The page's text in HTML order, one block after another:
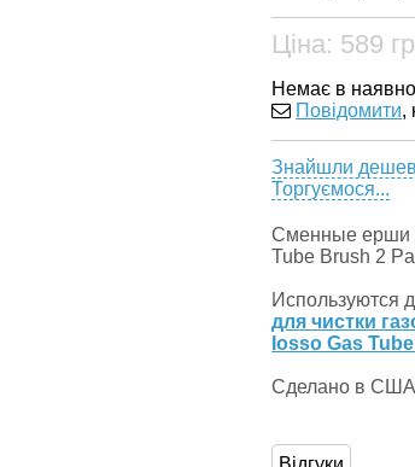
Ціна: 589
Немає в
Повідомити,
Знайшли
Торгуємося...
Сменные ерши
Tube Brush 2
Используются
для чистки
Iosso Gas
Сделано в